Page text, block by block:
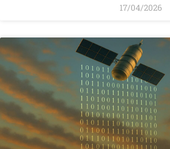
17/04/2026